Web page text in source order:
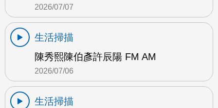
2026/07/07
生活掃描
陳秀熙陳伯彥許辰陽 FM AM
2026/07/06
生活掃描